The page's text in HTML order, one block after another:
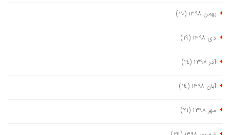
بهمن ١٣٩٨ (٢٠)
دی ١٣٩٨ (١٩)
آذر ١٣٩٨ (١٤)
آبان ١٣٩٨ (١٤)
مهر ١٣٩٨ (٢١)